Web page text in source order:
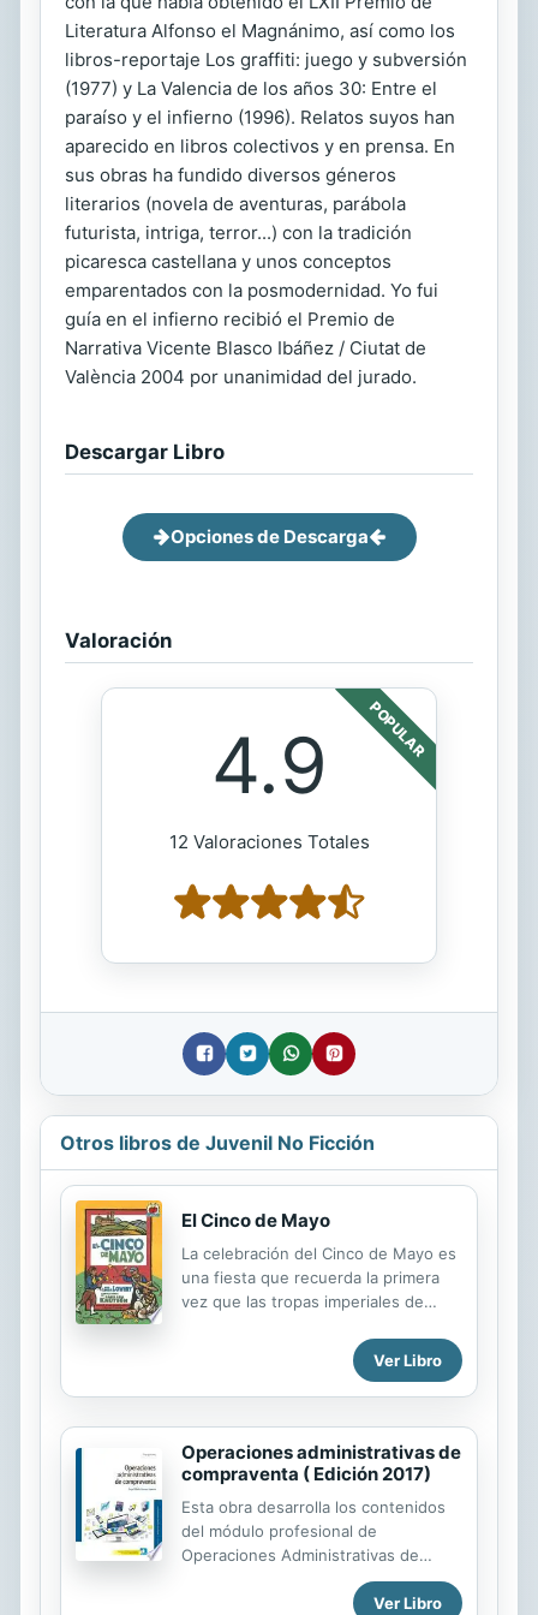
Literatura Alfonso el Magnánimo, así como los
libros-reportaje Los graffiti: juego y subversión
(1977) y La Valencia de los años 30: Entre el
paraíso y el infierno (1996). Relatos suyos han
aparecido en libros colectivos y en prensa. En
sus obras ha fundido diversos géneros
literarios (novela de aventuras, parábola
futurista, intriga, terror...) con la tradición
picaresca castellana y unos conceptos
emparentados con la posmodernidad. Yo fui
guía en el infierno recibió el Premio de
Narrativa Vicente Blasco Ibáñez / Ciutat de
València 2004 por unanimidad del jurado.
Descargar Libro
Opciones de Descarga
Valoración
POPULAR
4.9
12 Valoraciones Totales
Otros libros de Juvenil No Ficción
El Cinco de Mayo
La celebración del Cinco de Mayo es
una fiesta que recuerda la primera
vez que las tropas imperiales de
demostrando que no eran
invencibles. Y fueron vencidas en la
Batalla de Puebla por un grupo en
desventaja militar y numérica, para
mayor deshonra de Napoleón III. Sin
embargo, no es un día feriado en
obvias, se celebra año a año, algunas
veces incluso recreando la batalla.
Pero no en el resto de México. En
los Estados Unidos de América, en
Ver Libro
Operaciones administrativas de
compraventa ( Edición 2017)
Esta obra desarrolla los contenidos
del módulo profesional de
Operaciones Administrativas de
Compraventa del Ciclo Formativo de
grado medio de Gestión
Ver Libro